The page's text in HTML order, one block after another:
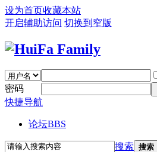
设为首页收藏本站
开启辅助访问 切换到窄版
密码
快捷导航
论坛BBS
搜索 搜索